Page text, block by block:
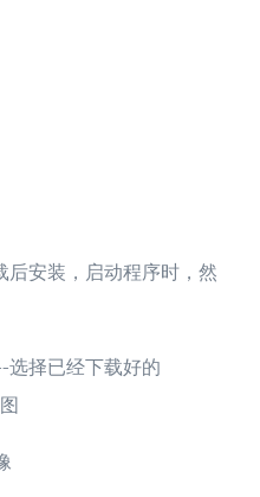
后安装，启动程序时，然
选择已经下载好的